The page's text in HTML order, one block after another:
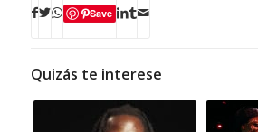
Save
Quizás te interese